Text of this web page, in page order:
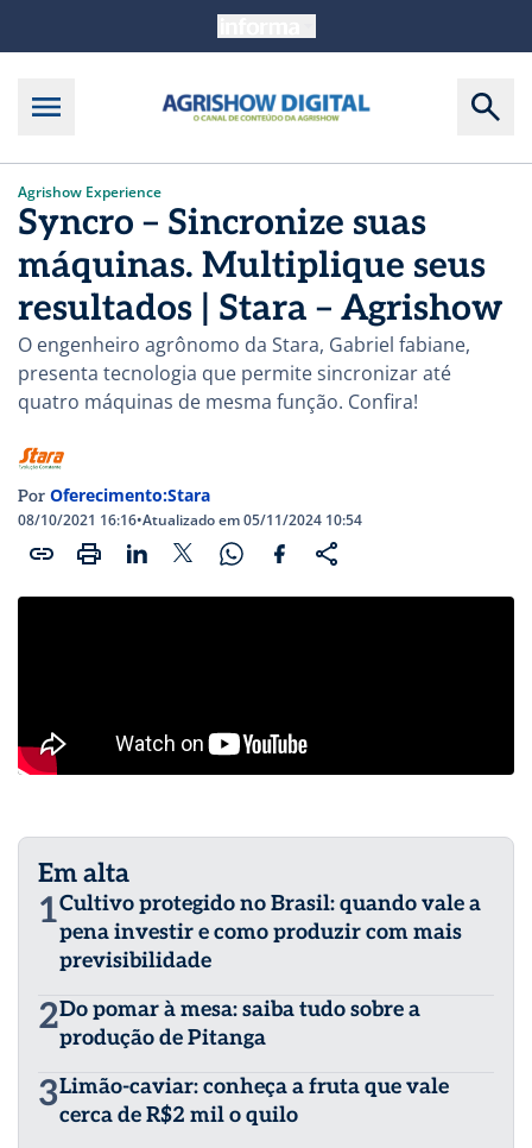
Agrishow Experience
Syncro – Sincronize suas
máquinas. Multiplique seus
resultados | Stara – Agrishow
O engenheiro agrônomo da Stara, Gabriel fabiane,
presenta tecnologia que permite sincronizar até
quatro máquinas de mesma função. Confira!
Por Oferecimento:Stara
08/10/2021 16:16•Atualizado em 05/11/2024 10:54
Em alta
1Cultivo protegido no Brasil: quando vale a
pena investir e como produzir com mais
previsibilidade
2Do pomar à mesa: saiba tudo sobre a
produção de Pitanga
3Limão-caviar: conheça a fruta que vale
cerca de R$2 mil o quilo